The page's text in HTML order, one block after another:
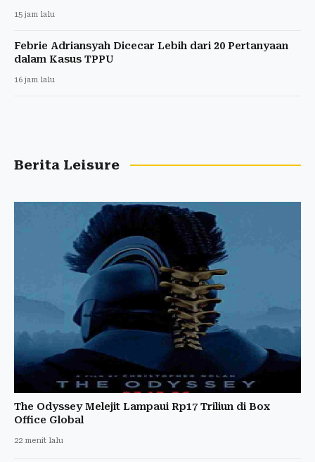
15 jam lalu
Febrie Adriansyah Dicecar Lebih dari 20 Pertanyaan
dalam Kasus TPPU
16 jam lalu
Berita Leisure
The Odyssey Melejit Lampaui Rp17 Triliun di Box
Office Global
22 menit lalu